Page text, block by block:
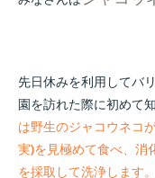
先日休みを利用してバ
園を訪れた際に初めて
は野生のジャコウネコ
実)を見極めて食べ、消
を採取して洗浄します。